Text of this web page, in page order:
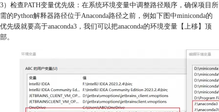
3）检查PATH变量优先级：在系统环境变量中调整路径顺序，确保项目所
需的Python解释器路径位于Anaconda路径之前，例如下图中miniconda的
优先级就要高于anaconda3，我们可以把anaconda的环境变量【上移】顶
部。